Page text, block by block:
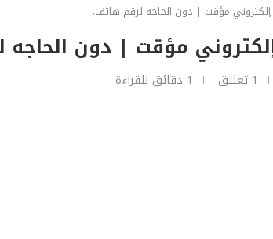
مؤقت | دون الحاجه لرقم هاتف.
مؤقت | دون
1 تعليق 1 دقائق للقراءة